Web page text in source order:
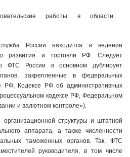
работы в области
России находится в ведении
развития и торговли РФ. Следует
ФТС России в основном дублирует
закрепленные в федеральных
РФ, Кодексе РФ об административных
кодексе РФ, Федеральном
и валютном контроле»).
структуры и штатной
аппарата, а также численности
таможенных органов. Так, ФТС
руководителя, в том числе